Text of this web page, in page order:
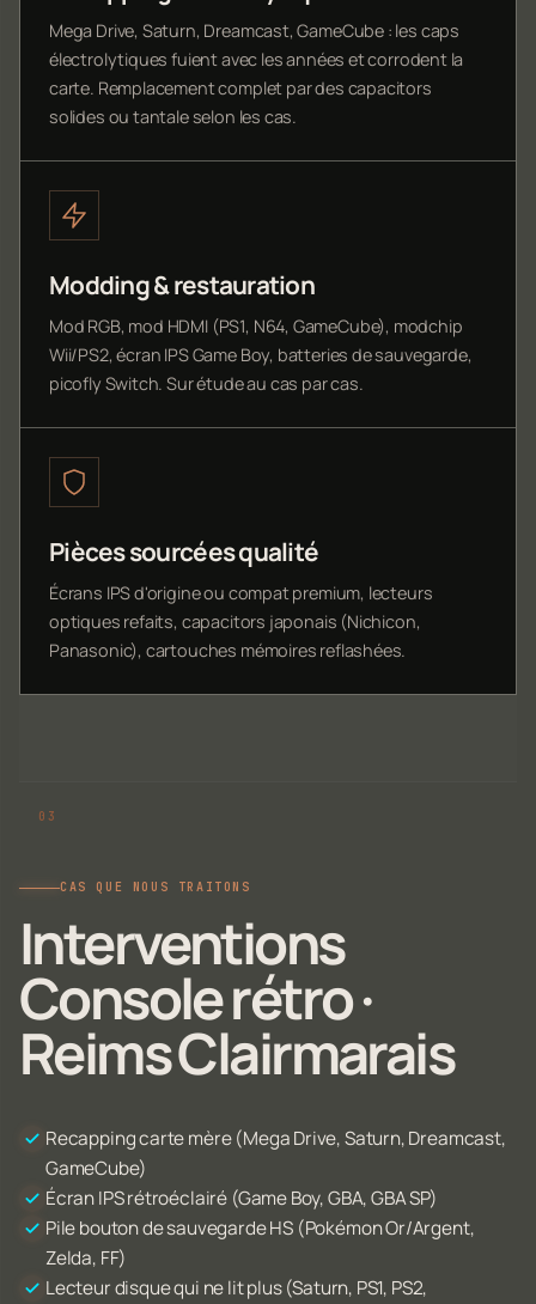
Mega Drive, Saturn, Dreamcast, GameCube : les caps
électrolytiques fuient avec les années et corrodent la
carte. Remplacement complet par des capacitors
solides ou tantale selon les cas.
Modding & restauration
Mod RGB, mod HDMI (PS1, N64, GameCube), modchip
Wii/PS2, écran IPS Game Boy, batteries de sauvegarde,
picofly Switch. Sur étude au cas par cas.
Pièces sourcées qualité
Écrans IPS d'origine ou compat premium, lecteurs
optiques refaits, capacitors japonais (Nichicon,
Panasonic), cartouches mémoires reflashées.
CAS QUE NOUS TRAITONS
Interventions
Console rétro ·
Reims Clairmarais
Recapping carte mère (Mega Drive, Saturn, Dreamcast,
GameCube)
Écran IPS rétroéclairé (Game Boy, GBA, GBA SP)
Pile bouton de sauvegarde HS (Pokémon Or/Argent,
Zelda, FF)
Lecteur disque qui ne lit plus (Saturn, PS1, PS2,